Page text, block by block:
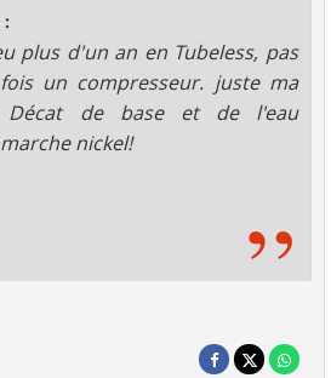
:
plus d'un an en Tubeless, pas
un compresseur. juste ma
de base et de l'eau
nickel!